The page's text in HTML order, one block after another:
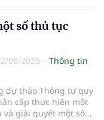
số thủ tục
08/2025
Thông tin
dự thảo Thông tư quy
cấp thực hiện một
và giải quyết một số